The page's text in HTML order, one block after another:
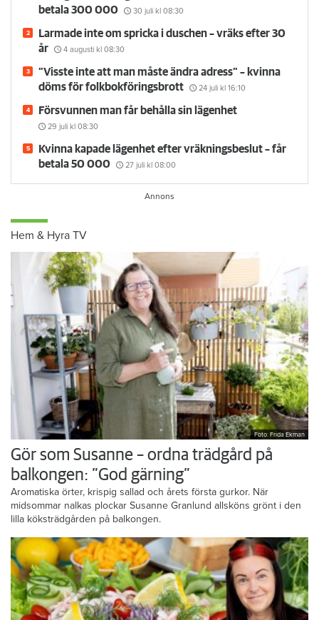
Barn glömde stänga av duschen – mamman måste
betala 300 000
30 juli kl 08:30
Larmade inte om spricka i duschen – vräks efter 30
år
4 augusti kl 08:30
”Visste inte att man måste ändra adress” – kvinna
döms för folkbokföringsbrott
24 juli kl 16:10
Försvunnen man får behålla sin lägenhet
29 juli kl 08:30
Kvinna kapade lägenhet efter vräkningsbeslut – får
betala 50 000
27 juli kl 08:00
Hem & Hyra TV
Foto: Frida Ekman
Gör som Susanne – ordna trädgård på
balkongen: ”God gärning”
Aromatiska örter, krispig sallad och årets första gurkor. När
midsommar nalkas plockar Susanne Granlund allsköns grönt i den
lilla köksträdgården på balkongen.